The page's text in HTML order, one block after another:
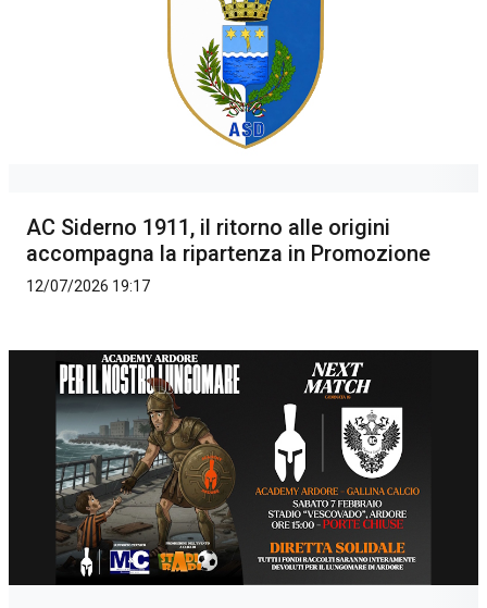
AC Siderno 1911, il ritorno alle origini
accompagna la ripartenza in Promozione
12/07/2026 19:17